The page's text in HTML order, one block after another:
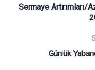
Sermaye Artırımları/
Günlük